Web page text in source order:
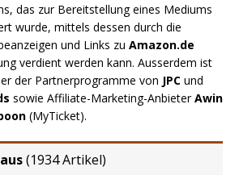
das zur Bereitstellung eines Mediums
wurde, mittels dessen durch die
und Links zu Amazon.de
verdient werden kann. Ausserdem ist
der Partnerprogramme von JPC und
sowie Affiliate-Marketing-AnbieterAwin
(MyTicket).
(1934 Artikel)